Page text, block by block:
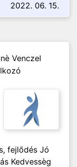
2022. 06. 15.
Venczel
fejlődés Jó
Kedvessèg